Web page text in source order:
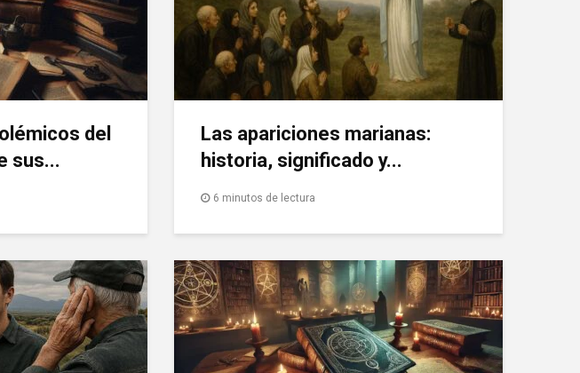
del
sus...
Las apariciones marianas:
historia, significado y...
6 minutos de lectura